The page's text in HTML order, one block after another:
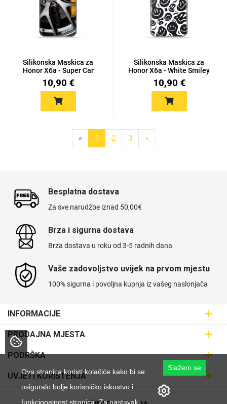
Silikonska Maskica za
Honor X6a - Super Car
10,90 €
Silikonska Maskica za
Honor X6a - White Smiley
10,90 €
« 1 2 3 »
Besplatna dostava
Za sve narudžbe iznad 50,00€
Brza i sigurna dostava
Brza dostava u roku od 3-5 radnih dana
Vaše zadovoljstvo uvijek na prvom mjestu
100% sigurna i povoljna kupnja iz vašeg naslonjača
INFORMACIJE
SVIJET MASKICA d.o.o.
Aleja javora 13, 10000 Zagreb
095 5555 345
prodaja@maskice.hr
PRODAJNA MJESTA
Poslovnica Trešnjevka
Poslovnica Kvatrić
Poslovnica Velika Gorica
PODRŠKA
Dostava
O nama
UVJETI KORIŠTENJA
Klub vjernosti
Ova stranica koristi kolačiće kako bi se
osiguralo bolje korisničko iskustvo i
funkcionalnost stranica. Za nastavak
Slažem se